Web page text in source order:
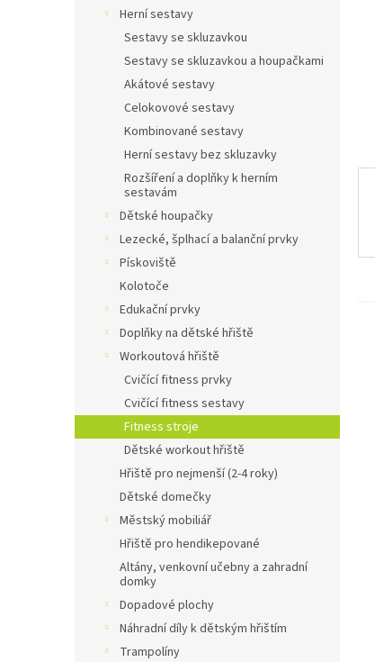
Herní sestavy
Sestavy se skluzavkou
Sestavy se skluzavkou a houpačkami
Akátové sestavy
Celokovové sestavy
Kombinované sestavy
Herní sestavy bez skluzavky
Rozšíření a doplňky k herním
sestavám
Dětské houpačky
Lezecké, šplhací a balanční prvky
Pískoviště
Kolotoče
Edukační prvky
Doplňky na dětské hřiště
Workoutová hřiště
Cvičící fitness prvky
Cvičící fitness sestavy
Fitness stroje
Dětské workout hřiště
Hřiště pro nejmenší (2-4 roky)
Dětské domečky
Městský mobiliář
Hřiště pro hendikepované
Altány, venkovní učebny a zahradní
domky
Dopadové plochy
Náhradní díly k dětským hřištím
Trampolíny